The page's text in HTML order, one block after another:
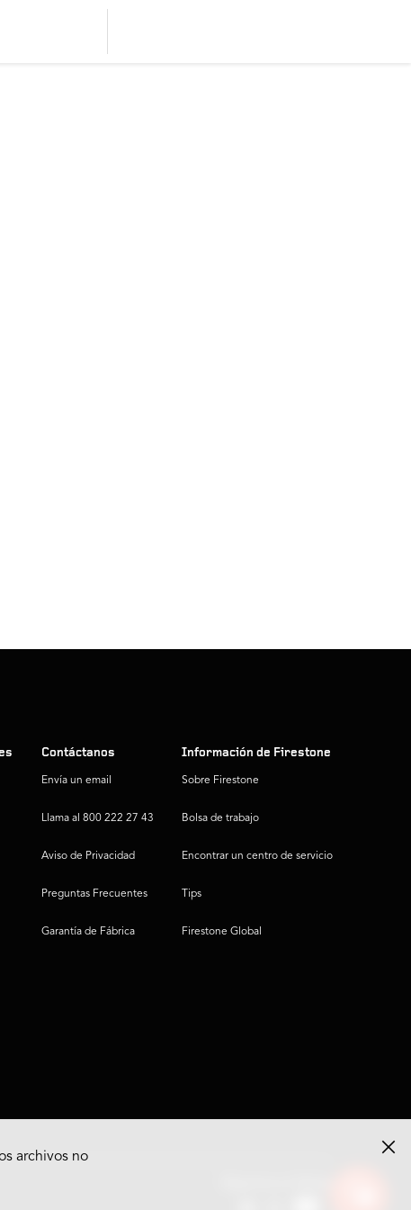
Contáctanos
Envía un email
Llama al 800 222 27 43
Aviso de Privacidad
Preguntas Frecuentes
Garantía de Fábrica
Información de Firestone
Sobre Firestone
Bolsa de trabajo
Encontrar un centro de servicio
Tips
Firestone Global
archivos no